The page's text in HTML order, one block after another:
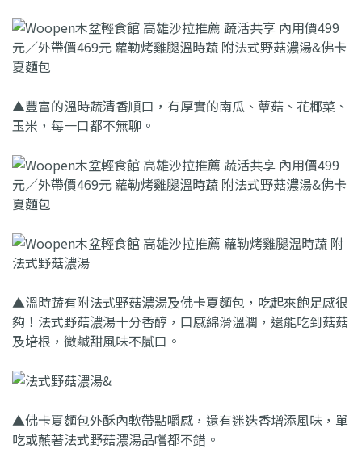
▲豐富的溫時蔬清香順口，有厚實的南瓜、蕈菇、花椰菜、
玉米，每一口都不無聊。
▲溫時蔬有附法式野菇濃湯及佛卡夏麵包，吃起來飽足感很
夠！法式野菇濃湯十分香醇，口感綿滑溫潤，還能吃到菇菇
及培根，微鹹甜風味不膩口。
▲佛卡夏麵包外酥內軟帶點嚼感，還有迷迭香增添風味，單
吃或蘸著法式野菇濃湯品嚐都不錯。